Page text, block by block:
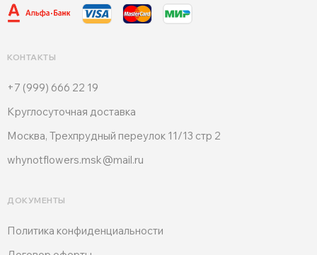
ДОКУМЕНТЫ
Политика конфиденциальности
+7 (999) 666 22 19
КОНТАКТЫ
Круглосуточная доставка
Москва, Трехпрудный переулок 11/13 стр 2
whynotflowers.msk@mail.ru